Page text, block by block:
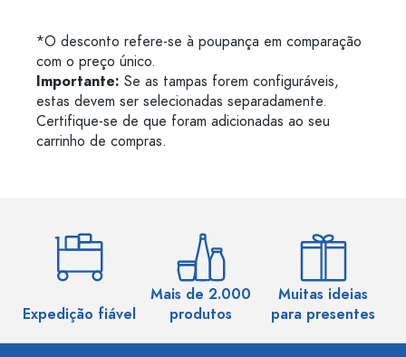
*O desconto refere-se à poupança em comparação
com o preço único.
Importante: Se as tampas forem configuráveis,
estas devem ser selecionadas separadamente.
Certifique-se de que foram adicionadas ao seu
carrinho de compras.
Expedição fiável
Mais de 2.000
produtos
Muitas ideias
para presentes